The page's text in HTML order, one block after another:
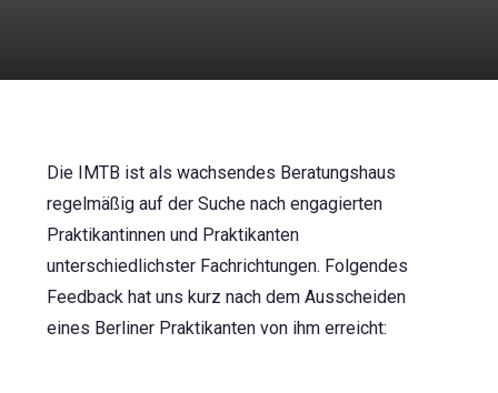
Die IMTB ist als wachsendes Beratungshaus
regelmäßig auf der Suche nach engagierten
Praktikantinnen und Praktikanten
unterschiedlichster Fachrichtungen. Folgendes
Feedback hat uns kurz nach dem Ausscheiden
eines Berliner Praktikanten von ihm erreicht: